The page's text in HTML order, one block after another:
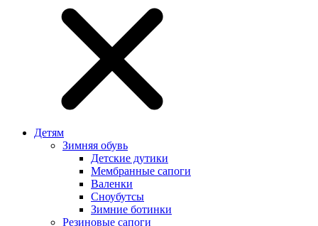
Детям
Зимняя обувь
Детские дутики
Мембранные сапоги
Валенки
Сноубутсы
Зимние ботинки
Резиновые сапоги